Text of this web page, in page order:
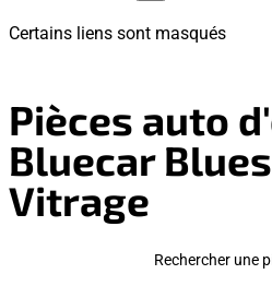
Certains liens sont masqués
Pièces auto
Bluecar
Vitrage
Rechercher une